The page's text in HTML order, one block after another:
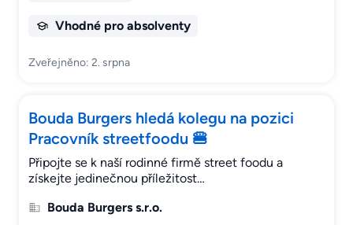
Vhodné pro absolventy
Zveřejněno: 2. srpna
Bouda Burgers hledá kolegu na pozici
Pracovník streetfoodu 🍔
Připojte se k naší rodinné firmě street foodu a
získejte jedinečnou příležitost…
Bouda Burgers s.r.o.